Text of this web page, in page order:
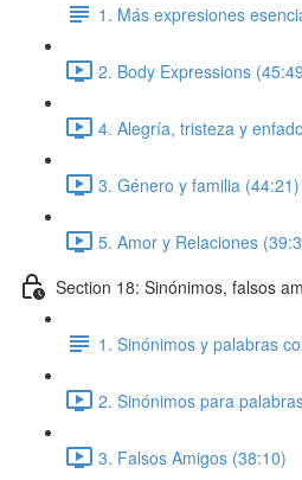
1. Más expresiones
2. Body Expressions
4. Alegría, tristeza y
3. Género y familia (44:21)
5. Amor y Relaciones
Section 18: Sinónimos, falsos
1. Sinónimos y palabras
2. Sinónimos para
3. Falsos Amigos (38:10)